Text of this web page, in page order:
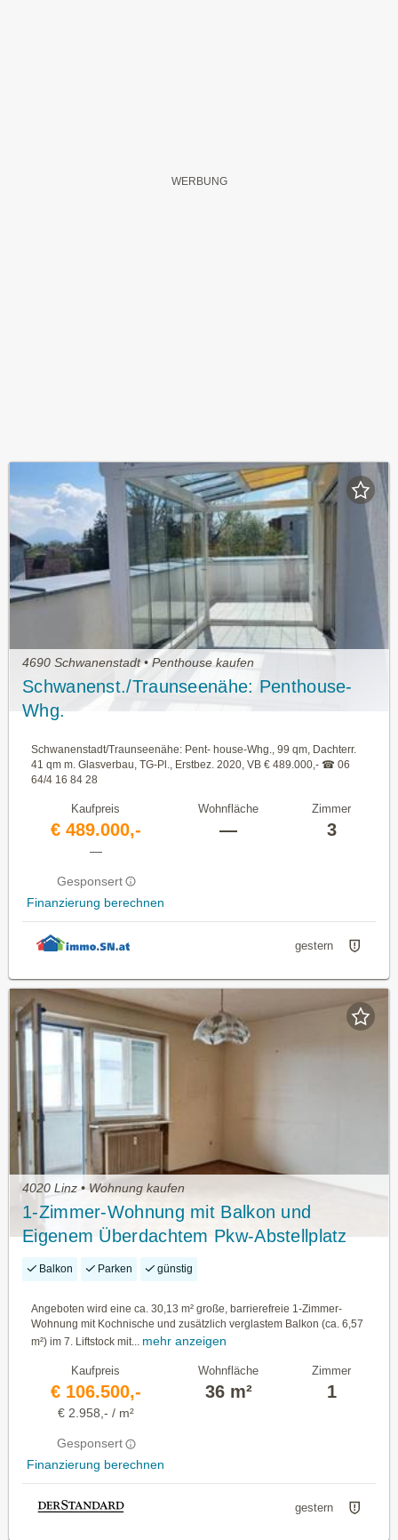
4690 Schwanenstadt • Penthouse kaufen
Schwanenst./Traunseenähe: Penthouse-
Whg.
Schwanenstadt/Traunseenähe: Pent- house-Whg., 99 qm, Dachterr.
41 qm m. Glasverbau, TG-Pl., Erstbez. 2020, VB € 489.000,- ☎ 06
64/4 16 84 28
Kaufpreis
€ 489.000,-
—
Gesponsert
Finanzierung berechnen
Wohnfläche
—
Zimmer
3
gestern
4020 Linz • Wohnung kaufen
1-Zimmer-Wohnung mit Balkon und
Eigenem Überdachtem Pkw-Abstellplatz
Balkon Parken günstig
Angeboten wird eine ca. 30,13 m² große, barrierefreie 1-Zimmer-
Wohnung mit Kochnische und zusätzlich verglastem Balkon (ca. 6,57
m²) im 7. Liftstock mit... mehr anzeigen
Kaufpreis
€ 106.500,-
€ 2.958,- / m²
Gesponsert
Finanzierung berechnen
Wohnfläche
36 m²
Zimmer
1
gestern